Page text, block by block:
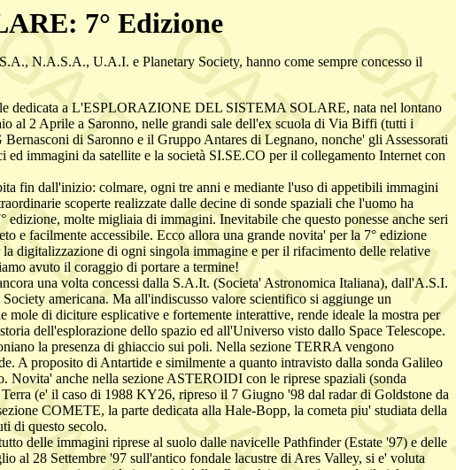
7° Edizione
N.A.S.A., U.A.I. e Planetary Society, hanno come sempre concesso il
dedicata a L'ESPLORAZIONE DEL SISTEMA SOLARE, nata nel lontano
al 2 Aprile a Saronno, nelle grandi sale dell'ex scuola di Via Biffi (tutti i
di Saronno e il Gruppo Antares di Legnano, nonche' gli Assessorati
immagini da satellite e la società SI.SE.CO per il collegamento Internet con
fin dall'inizio: colmare, ogni tre anni e mediante l'uso di appetibili immagini
scoperte realizzate dalle decine di sonde spaziali che l'uomo ha
molte migliaia di immagini. Inevitabile che questo ponesse anche seri
e facilmente accessibile. Ecco allora una grande novita' per la 7° edizione
digitalizzazione di ogni singola immagine e per il rifacimento delle relative
avuto il coraggio di portare a termine!
una volta concessi dalla S.A.It. (Societa' Astronomica Italiana), dall'A.S.I.
americana. Ma all'indiscusso valore scientifico si aggiunge un
di diciture esplicative e fortemente interattive, rende ideale la mostra per
dell'esplorazione dello spazio ed all'Universo visto dallo Space Telescope.
la presenza di ghiaccio sui poli. Nella sezione TERRA vengono
A proposito di Antartide e similmente a quanto intravisto dalla sonda Galileo
Novita' anche nella sezione ASTEROIDI con le riprese spaziali (sonda
(e' il caso di 1988 KY26, ripreso il 7 Giugno '98 dal radar di Goldstone da
COMETE, la parte dedicata alla Hale-Bopp, la cometa piu' studiata della
di questo secolo.
delle immagini riprese al suolo dalle navicelle Pathfinder (Estate '97) e delle
al 28 Settembre '97 sull'antico fondale lacustre di Ares Valley, si e' voluta